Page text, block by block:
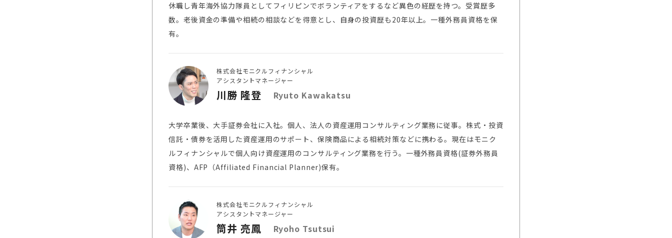
休職し青年海外協力隊員としてフィリピンでボランティアをするなど異色の経歴を持つ。受賞歴多
数。老後資金の準備や相続の相談などを得意とし、自身の投資歴も20年以上。一種外務員資格を保
有。
株式会社モニクルフィナンシャル
アシスタントマネージャー
川勝 隆登 Ryuto Kawakatsu
大学卒業後、大手証券会社に入社。個人、法人の資産運用コンサルティング業務に従事。株式・投資
信託・債券を活用した資産運用のサポート、保険商品による相続対策などに携わる。現在はモニク
ルフィナンシャルで個人向け資産運用のコンサルティング業務を行う。一種外務員資格(証券外務員
資格)、AFP（Affiliated Financial Planner)保有。
株式会社モニクルフィナンシャル
アシスタントマネージャー
筒井 亮鳳 Ryoho Tsutsui